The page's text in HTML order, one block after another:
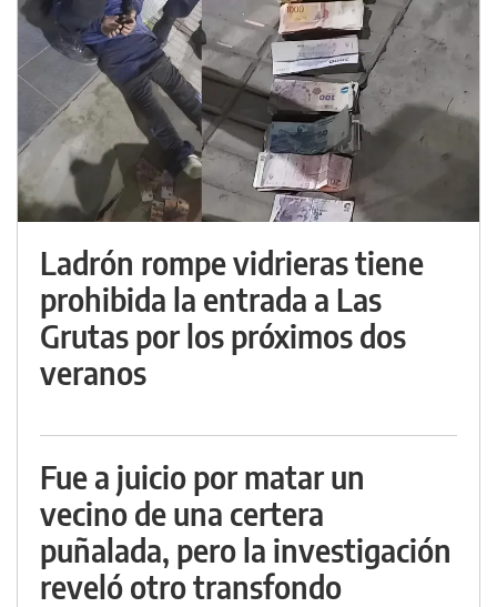
Ladrón rompe vidrieras tiene
prohibida la entrada a Las
Grutas por los próximos dos
veranos
Fue a juicio por matar un
vecino de una certera
puñalada, pero la investigación
reveló otro transfondo